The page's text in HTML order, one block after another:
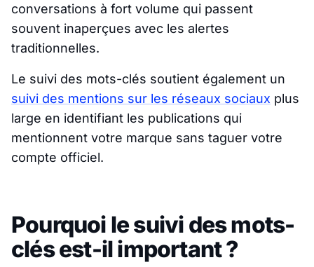
conversations à fort volume qui passent
souvent inaperçues avec les alertes
traditionnelles.
Le suivi des mots-clés soutient également un
suivi des mentions sur les réseaux sociaux plus
large en identifiant les publications qui
mentionnent votre marque sans taguer votre
compte officiel.
Pourquoi le suivi des mots-
clés est-il important ?